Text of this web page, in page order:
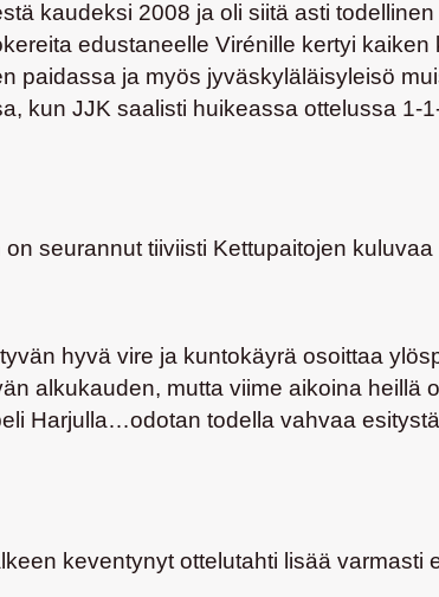
kaudeksi 2008 ja oli siitä asti
edustaneelle Virénille kertyi
paidassa ja myös jyväskyläläisyleisö
kun JJK saalisti huikeassa ottelussa 1-
seurannut tiiviisti Kettupaitojen kuluvaa
hyvä vire ja kuntokäyrä osoittaa
alkukauden, mutta viime aikoina heillä
Harjulla…odotan todella vahvaa
keventynyt ottelutahti lisää varmasti